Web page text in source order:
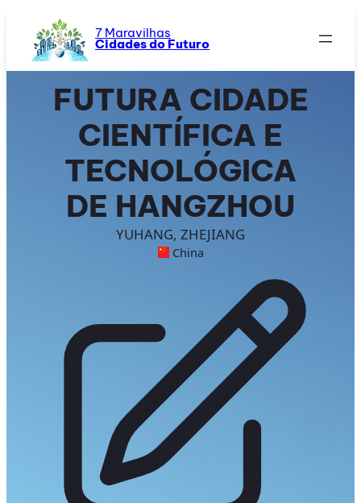
conteúdo
7 Maravilhas
Cidades do Futuro
FUTURA CIDADE
CIENTÍFICA E
TECNOLÓGICA
DE HANGZHOU
YUHANG, ZHEJIANG
China